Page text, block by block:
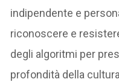
indipendente e
riconoscere e
degli algoritmi per
profondità della